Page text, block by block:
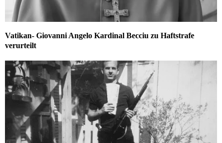
Vatikan- Giovanni Angelo Kardinal Becciu zu Haftstrafe
verurteilt